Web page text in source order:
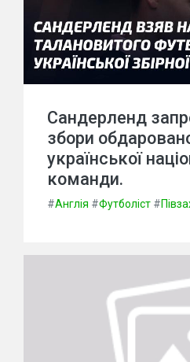
Сандерленд
збори
української
команди.
#Англія #Футболіст #